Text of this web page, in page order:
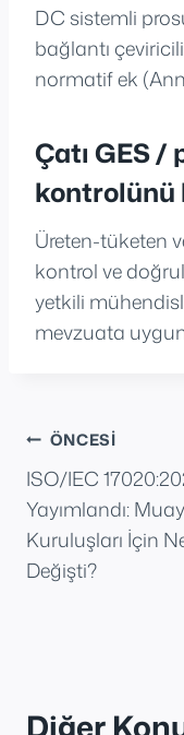
DC sistemli
bağlantı
normatif ek
Çatı GES
kontrolünü
Üreten-tüketen
kontrol ve
yetkili
mevzuata
Yazı
gezinmesi
ÖNCESI
ISO/IEC
Yayımlandı:
Kuruluşları İçin
Değişti?
Diğer